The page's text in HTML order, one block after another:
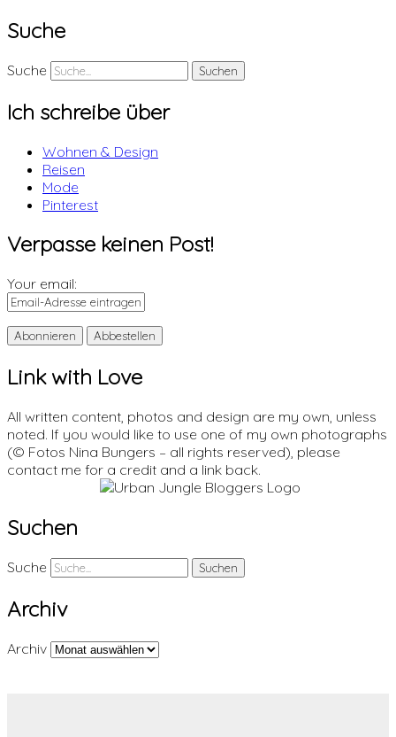
Suche
Suche
Ich schreibe über
Wohnen & Design
Reisen
Mode
Pinterest
Verpasse keinen Post!
Your email:
Link with Love
All written content, photos and design are my own, unless
noted. If you would like to use one of my own photographs
(© Fotos Nina Bungers – all rights reserved), please
contact me for a credit and a link back.
Suchen
Suche
Archiv
Archiv